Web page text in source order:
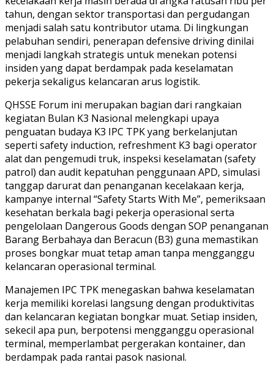
tahun, dengan sektor transportasi dan pergudangan
menjadi salah satu kontributor utama. Di lingkungan
pelabuhan sendiri, penerapan defensive driving dinilai
menjadi langkah strategis untuk menekan potensi
insiden yang dapat berdampak pada keselamatan
pekerja sekaligus kelancaran arus logistik.
QHSSE Forum ini merupakan bagian dari rangkaian
kegiatan Bulan K3 Nasional melengkapi upaya
penguatan budaya K3 IPC TPK yang berkelanjutan
seperti safety induction, refreshment K3 bagi operator
alat dan pengemudi truk, inspeksi keselamatan (safety
patrol) dan audit kepatuhan penggunaan APD, simulasi
tanggap darurat dan penanganan kecelakaan kerja,
kampanye internal “Safety Starts With Me”, pemeriksaan
kesehatan berkala bagi pekerja operasional serta
pengelolaan Dangerous Goods dengan SOP penanganan
Barang Berbahaya dan Beracun (B3) guna memastikan
proses bongkar muat tetap aman tanpa mengganggu
kelancaran operasional terminal.
Manajemen IPC TPK menegaskan bahwa keselamatan
kerja memiliki korelasi langsung dengan produktivitas
dan kelancaran kegiatan bongkar muat. Setiap insiden,
sekecil apa pun, berpotensi mengganggu operasional
terminal, memperlambat pergerakan kontainer, dan
berdampak pada rantai pasok nasional.